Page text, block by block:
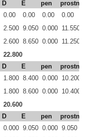
D E pen prostná
0.00 0.00 0.00
0.00
2.500 9.050 0.000 11.550
2.600 8.650 0.000 11.250
22.800
D E pen prostná
1.800 8.400 0.000 10.200
1.800 8.600 0.000 10.400
20.600
D E pen prostná
0.000 9.050 0.000 9.050